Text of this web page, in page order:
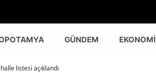
GÜNDEM EKONOMİ
listesi açıklandı